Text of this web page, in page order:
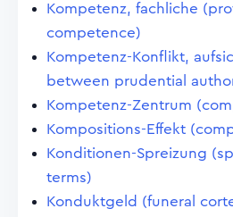
Kompetenz, fachliche
competence)
Kompetenz-Konflikt,
between prudential
Kompetenz-Zentrum
Kompositions-Effekt
Konditionen-Spreizung
terms)
Konduktgeld (funeral